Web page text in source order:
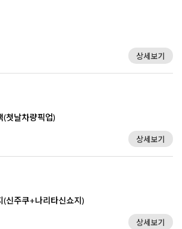
상세보기
첫날차량픽업)
상세보기
신주쿠+나리타신쇼지)
상세보기